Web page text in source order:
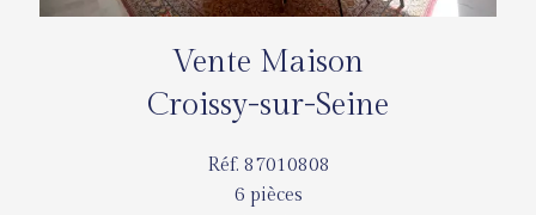
Vente Maison
Croissy-sur-Seine
Réf. 87010808
6 pièces